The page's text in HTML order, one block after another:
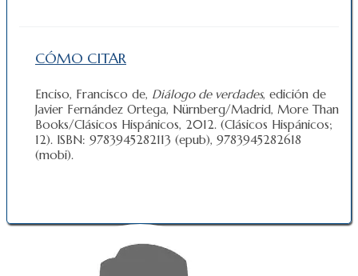
CÓMO CITAR
Enciso, Francisco de, Diálogo de verdades, edición de
Javier Fernández Ortega, Nürnberg/Madrid, More Than
Books/Clásicos Hispánicos, 2012. (Clásicos Hispánicos;
12). ISBN: 9783945282113 (epub), 9783945282618
(mobi).